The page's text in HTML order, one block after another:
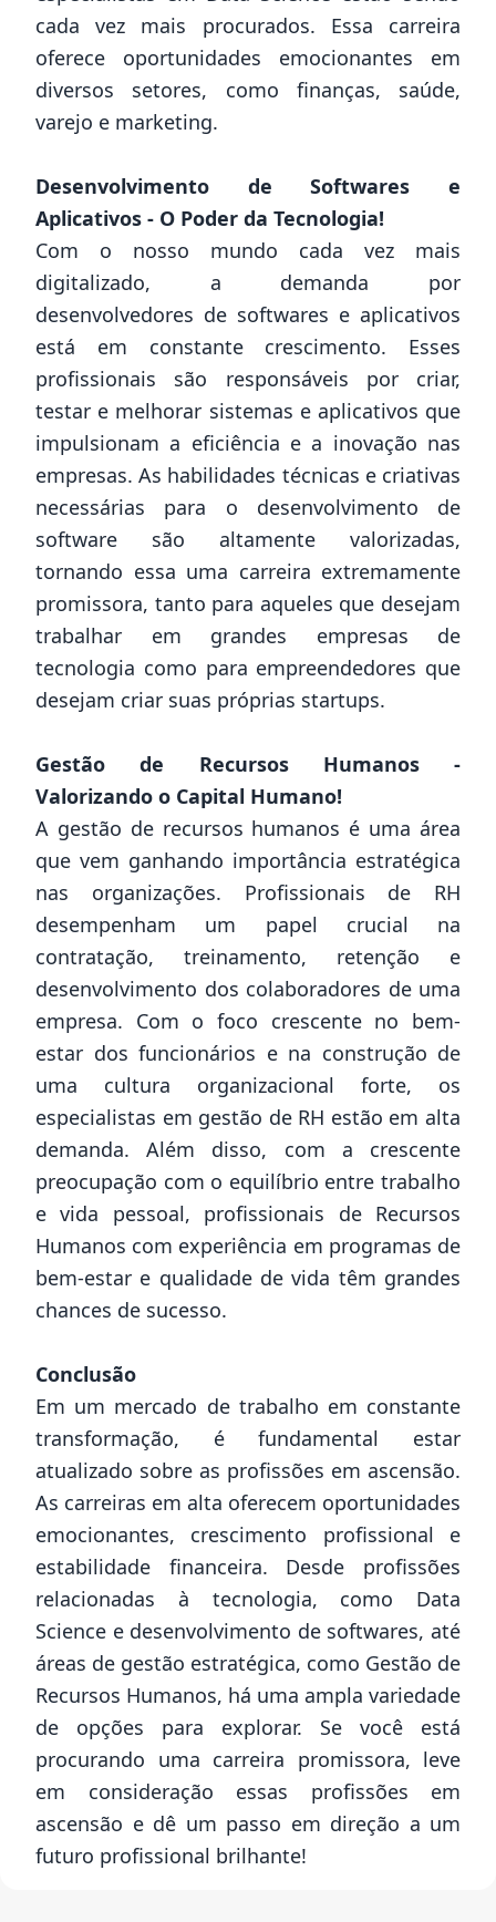
cada vez mais procurados. Essa carreira
oferece oportunidades emocionantes em
diversos setores, como finanças, saúde,
varejo e marketing.
Desenvolvimento de Softwares e
Aplicativos - O Poder da Tecnologia!
Com o nosso mundo cada vez mais
digitalizado, a demanda por
desenvolvedores de softwares e aplicativos
está em constante crescimento. Esses
profissionais são responsáveis por criar,
testar e melhorar sistemas e aplicativos que
impulsionam a eficiência e a inovação nas
empresas. As habilidades técnicas e criativas
necessárias para o desenvolvimento de
software são altamente valorizadas,
tornando essa uma carreira extremamente
promissora, tanto para aqueles que desejam
trabalhar em grandes empresas de
tecnologia como para empreendedores que
desejam criar suas próprias startups.
Gestão de Recursos Humanos -
Valorizando o Capital Humano!
A gestão de recursos humanos é uma área
que vem ganhando importância estratégica
nas organizações. Profissionais de RH
desempenham um papel crucial na
contratação, treinamento, retenção e
desenvolvimento dos colaboradores de uma
empresa. Com o foco crescente no bem-
estar dos funcionários e na construção de
uma cultura organizacional forte, os
especialistas em gestão de RH estão em alta
demanda. Além disso, com a crescente
preocupação com o equilíbrio entre trabalho
e vida pessoal, profissionais de Recursos
Humanos com experiência em programas de
bem-estar e qualidade de vida têm grandes
chances de sucesso.
Conclusão
Em um mercado de trabalho em constante
transformação, é fundamental estar
atualizado sobre as profissões em ascensão.
As carreiras em alta oferecem oportunidades
emocionantes, crescimento profissional e
estabilidade financeira. Desde profissões
relacionadas à tecnologia, como Data
Science e desenvolvimento de softwares, até
áreas de gestão estratégica, como Gestão de
Recursos Humanos, há uma ampla variedade
de opções para explorar. Se você está
procurando uma carreira promissora, leve
em consideração essas profissões em
ascensão e dê um passo em direção a um
futuro profissional brilhante!